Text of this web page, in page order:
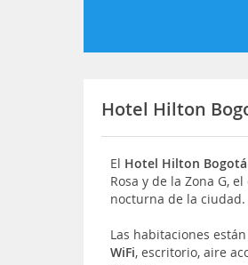
Hotel Hilton
El Hotel Hilton Bogotá
Rosa y de la Zona G,
nocturna de la ciudad.
Las habitaciones
WiFi, escritorio, aire